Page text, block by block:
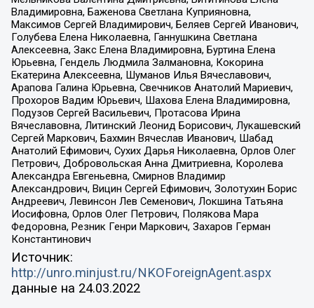
Владимировна, Баженова Светлана Куприяновна,
Максимов Сергей Владимирович, Беляев Сергей Иванович,
Голубева Елена Николаевна, Ганнушкина Светлана
Алексеевна, Закс Елена Владимировна, Буртина Елена
Юрьевна, Гендель Людмила Залмановна, Кокорина
Екатерина Алексеевна, Шуманов Илья Вячеславович,
Арапова Галина Юрьевна, Свечников Анатолий Мариевич,
Прохоров Вадим Юрьевич, Шахова Елена Владимировна,
Подузов Сергей Васильевич, Протасова Ирина
Вячеславовна, Литинский Леонид Борисович, Лукашевский
Сергей Маркович, Бахмин Вячеслав Иванович, Шабад
Анатолий Ефимович, Сухих Дарья Николаевна, Орлов Олег
Петрович, Добровольская Анна Дмитриевна, Королева
Александра Евгеньевна, Смирнов Владимир
Александрович, Вицин Сергей Ефимович, Золотухин Борис
Андреевич, Левинсон Лев Семенович, Локшина Татьяна
Иосифовна, Орлов Олег Петрович, Полякова Мара
Федоровна, Резник Генри Маркович, Захаров Герман
Константинович
Источник:
http://unro.minjust.ru/NKOForeignAgent.aspx
данные на 24.03.2022